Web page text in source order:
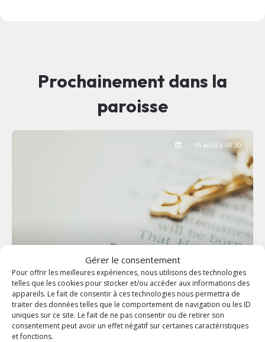
Gérer le consentement
Pour offrir les meilleures expériences, nous utilisons des technologies
telles que les cookies pour stocker et/ou accéder aux informations des
appareils. Le fait de consentir à ces technologies nous permettra de
traiter des données telles que le comportement de navigation ou les ID
uniques sur ce site. Le fait de ne pas consentir ou de retirer son
consentement peut avoir un effet négatif sur certaines caractéristiques
et fonctions.
Prochainement dans la
paroisse
Office des Laudes
06 août à 08:30